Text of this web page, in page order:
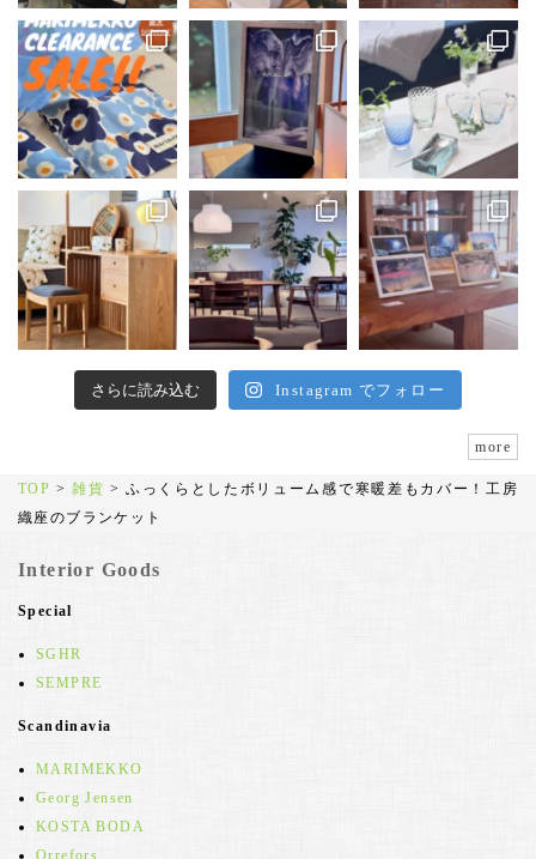
さらに読み込む Instagram でフォロー
more
TOP > 雑貨 >ふっくらとしたボリューム感で寒暖差もカバー！工房
織座のブランケット
Interior Goods
Special
SGHR
SEMPRE
Scandinavia
MARIMEKKO
Georg Jensen
KOSTA BODA
Orrefors